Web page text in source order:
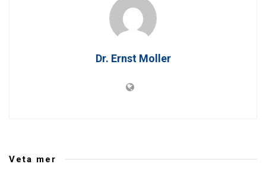
Dr. Ernst Moller
Veta mer